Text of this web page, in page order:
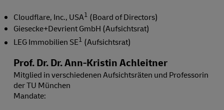
Cloudflare, Inc., USA1 (Board of Directors)
Giesecke+Devrient GmbH (Aufsichtsrat)
LEG Immobilien SE1 (Aufsichtsrat)
Prof. Dr. Dr. Ann-Kristin Achleitner
Mitglied in verschiedenen Aufsichtsräten und Professorin
der TU München
Mandate: